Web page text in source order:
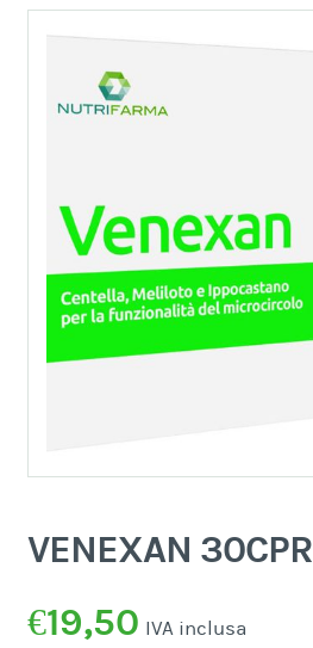
VENEXAN 30CPR
€19,50 IVA inclusa